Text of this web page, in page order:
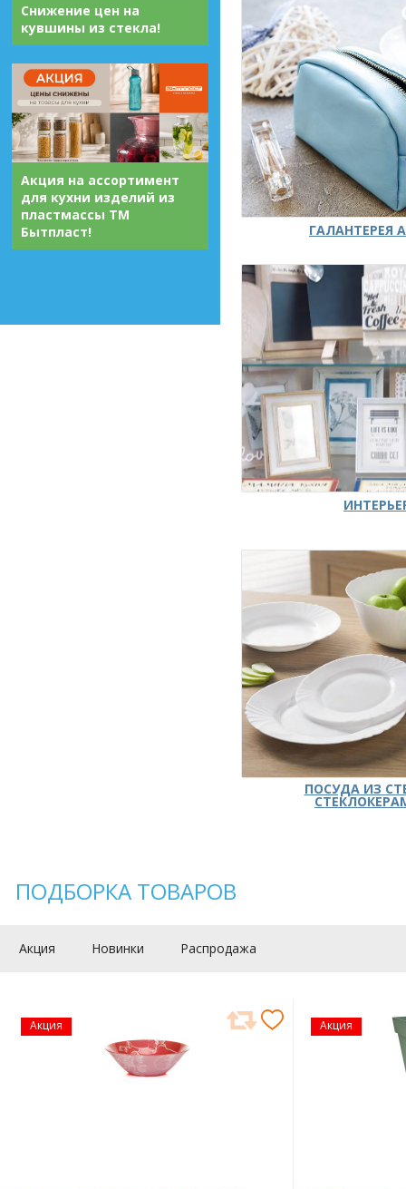
Снижение цен на
кувшины из стекла!
Акция на ассортимент
для кухни изделий из
пластмассы ТМ
Бытпласт!
ГАЛАНТЕРЕЯ
ПОСУДА ИЗ
ПОДБОРКА ТОВАРОВ
Акция Новинки Распродажа
Акция Акция